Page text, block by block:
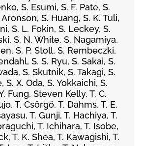
S. Esumi, S. F. Pate, S.
S. Huang, S. K. Tuli,
S. L. Fokin, S. Leckey, S.
S. N. White, S. Nagamiya,
S. P. Stoll, S. Rembeczki,
S. S. Ryu, S. Sakai, S.
S. Skutnik, S. Takagi, S.
S. X. Oda, S. Yokkaichi, S.
Fung, Steven Kelly, T. C.
T. Csörgő, T. Dahms, T. E.
T. Gunji, T. Hachiya, T.
T. Ichihara, T. Isobe,
T. K. Shea, T. Kawagishi, T.